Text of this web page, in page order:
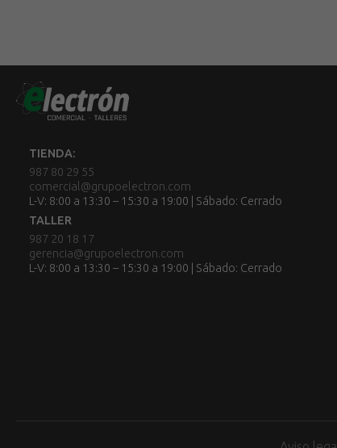
TIENDA:
987 80 29 55
comercial@grupoelectron.com
L-V: 8:00 a 13:30 – 15:30 a 19:00 | Sábado: Cerrado
TALLER
987 20 18 17
gerencia@grupoelectron.com
L-V: 8:00 a 13:30 – 15:30 a 19:00 | Sábado: Cerrado